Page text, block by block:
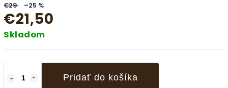
€29 –25 %
€21,50
Skladom
Pridať do košíka